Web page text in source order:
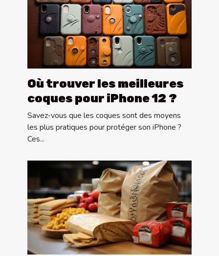
Où trouver les meilleures
coques pour iPhone 12 ?
Savez-vous que les coques sont des moyens
les plus pratiques pour protéger son iPhone ?
Ces...